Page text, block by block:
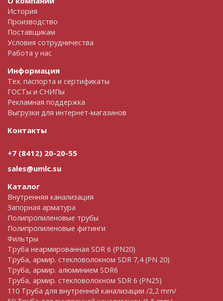
История
Производство
Поставщикам
Условия сотрудничества
Работа у нас
Информация
Тех. паспорта и сертификаты
ГОСТы и СНИПы
Рекламная поддержка
Выгрузки для интернет-магазинов
Контакты
+7 (8412) 20-20-55
sales@umlc.su
Каталог
Внутренняя канализация
Запорная арматура
Полипропиленовые трубы
Полипропиленовые фитинги
Фильтры
Труба неармированная SDR 6 (PN20)
Труба, армир. cтекловолокном SDR 7,4 (PN 20)
Труба, армир. алюминием SDR6
Труба, армир. стекловолокном SDR 6 (PN25)
110 Труба для внутренней канализации /2,2 mm/